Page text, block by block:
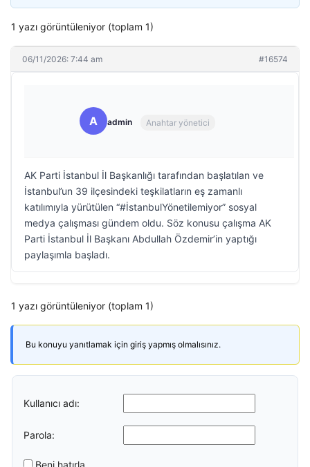
1 yazı görüntüleniyor (toplam 1)
06/11/2026: 7:44 am #16574
A admin Anahtar yönetici
AK Parti İstanbul İl Başkanlığı tarafından başlatılan ve
İstanbul’un 39 ilçesindeki teşkilatların eş zamanlı
katılımıyla yürütülen “#İstanbulYönetilemiyor” sosyal
medya çalışması gündem oldu. Söz konusu çalışma AK
Parti İstanbul İl Başkanı Abdullah Özdemir’in yaptığı
paylaşımla başladı.
1 yazı görüntüleniyor (toplam 1)
Bu konuyu yanıtlamak için giriş yapmış olmalısınız.
Kullanıcı adı:
Parola:
Beni hatırla